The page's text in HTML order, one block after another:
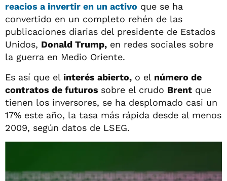
reacios a invertir en un activo que se ha
convertido en un completo rehén de las
publicaciones diarias del presidente de Estados
‌Unidos, Donald Trump, en redes sociales sobre
la guerra en Medio Oriente.
Es así que el interés abierto, o el número de
contratos de futuros sobre el crudo Brent que
tienen los inversores, se ha desplomado casi un
17% este año, la tasa más rápida desde al menos
2009, según datos de LSEG.